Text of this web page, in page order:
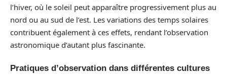
l’hiver, où le soleil peut apparaître progressivement plus au
nord ou au sud de l’est. Les variations des temps solaires
contribuent également à ces effets, rendant l’observation
astronomique d’autant plus fascinante.
Pratiques d’observation dans différentes cultures